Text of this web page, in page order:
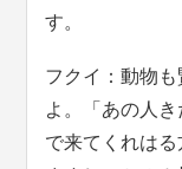
す。
フクイ：動物
よ。「あの人
で来てくれは